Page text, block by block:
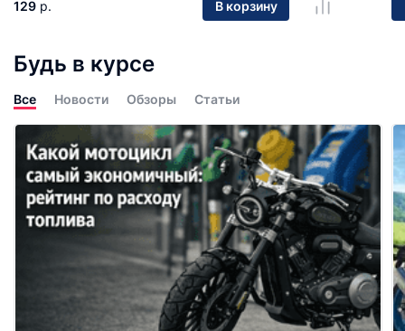
129 р. В корзину
Будь в курсе
Все Новости Обзоры Статьи